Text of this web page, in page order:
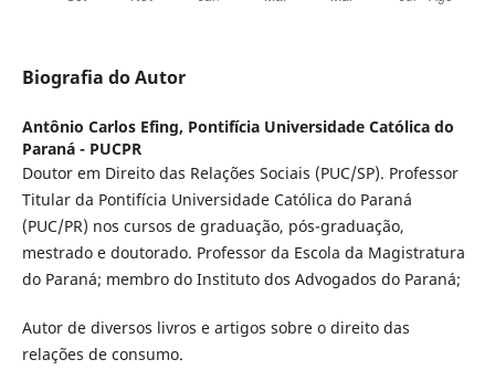
Biografia do Autor
Antônio Carlos Efing, Pontifícia Universidade Católica do
Paraná - PUCPR
Doutor em Direito das Relações Sociais (PUC/SP). Professor
Titular da Pontifícia Universidade Católica do Paraná
(PUC/PR) nos cursos de graduação, pós-graduação,
mestrado e doutorado. Professor da Escola da Magistratura
do Paraná; membro do Instituto dos Advogados do Paraná;
Autor de diversos livros e artigos sobre o direito das
relações de consumo.